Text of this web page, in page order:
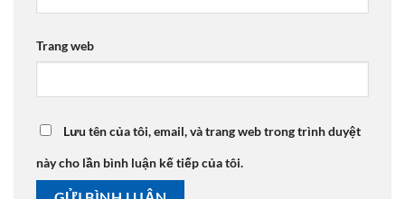
Trang web
Lưu tên của tôi, email, và trang web trong trình duyệt
này cho lần bình luận kế tiếp của tôi.